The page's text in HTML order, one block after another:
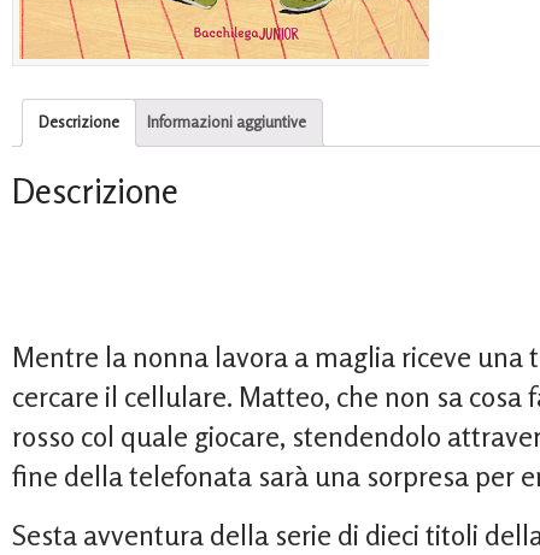
Descrizione Informazioni aggiuntive
Descrizione
Mentre la nonna lavora a maglia riceve
cercare il cellulare. Matteo, che non sa
rosso col quale giocare, stendendolo
fine della telefonata sarà una sorpresa per
Sesta avventura della serie di dieci titoli